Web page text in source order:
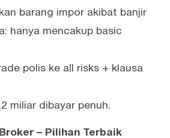
barang impor akibat banjir
hanya mencakup basic
polis ke all risks + klausa
miliar dibayar penuh.
– Pilihan Terbaik